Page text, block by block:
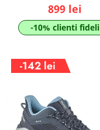
899 lei
-10% clienti fideli
-142 lei